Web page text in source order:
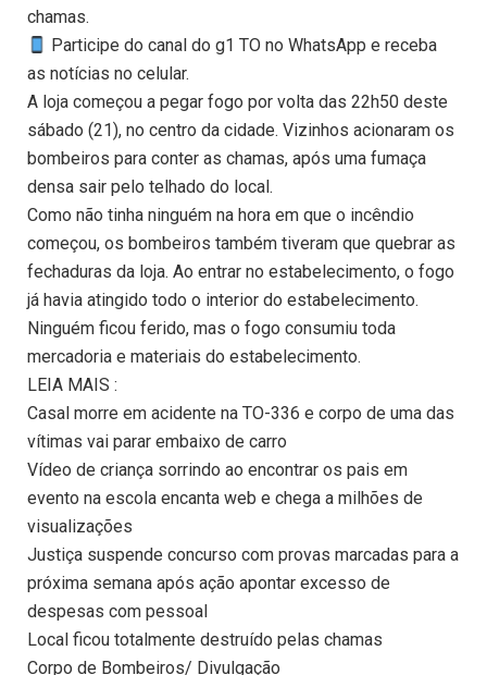
chamas.
Participe do canal do g1 TO no WhatsApp e receba
as notícias no celular.
A loja começou a pegar fogo por volta das 22h50 deste
sábado (21), no centro da cidade. Vizinhos acionaram os
bombeiros para conter as chamas, após uma fumaça
densa sair pelo telhado do local.
Como não tinha ninguém na hora em que o incêndio
começou, os bombeiros também tiveram que quebrar as
fechaduras da loja. Ao entrar no estabelecimento, o fogo
já havia atingido todo o interior do estabelecimento.
Ninguém ficou ferido, mas o fogo consumiu toda
mercadoria e materiais do estabelecimento.
LEIA MAIS :
Casal morre em acidente na TO-336 e corpo de uma das
vítimas vai parar embaixo de carro
Vídeo de criança sorrindo ao encontrar os pais em
evento na escola encanta web e chega a milhões de
visualizações
Justiça suspende concurso com provas marcadas para a
próxima semana após ação apontar excesso de
despesas com pessoal
Local ficou totalmente destruído pelas chamas
Corpo de Bombeiros/ Divulgação